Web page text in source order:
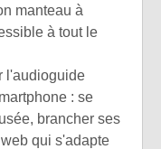
manteau à
à tout le
l'audioguide
: se
brancher ses
qui s'adapte